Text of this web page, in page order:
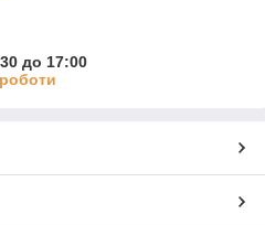
до 17:00